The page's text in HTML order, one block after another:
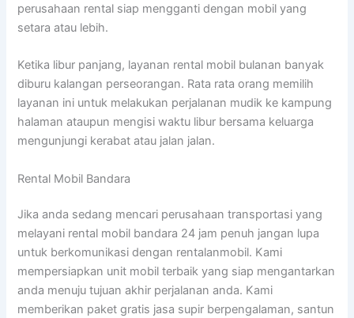
perusahaan rental siap mengganti dengan mobil yang
setara atau lebih.
Ketika libur panjang, layanan rental mobil bulanan banyak
diburu kalangan perseorangan. Rata rata orang memilih
layanan ini untuk melakukan perjalanan mudik ke kampung
halaman ataupun mengisi waktu libur bersama keluarga
mengunjungi kerabat atau jalan jalan.
Rental Mobil Bandara
Jika anda sedang mencari perusahaan transportasi yang
melayani rental mobil bandara 24 jam penuh jangan lupa
untuk berkomunikasi dengan rentalanmobil. Kami
mempersiapkan unit mobil terbaik yang siap mengantarkan
anda menuju tujuan akhir perjalanan anda. Kami
memberikan paket gratis jasa supir berpengalaman, santun